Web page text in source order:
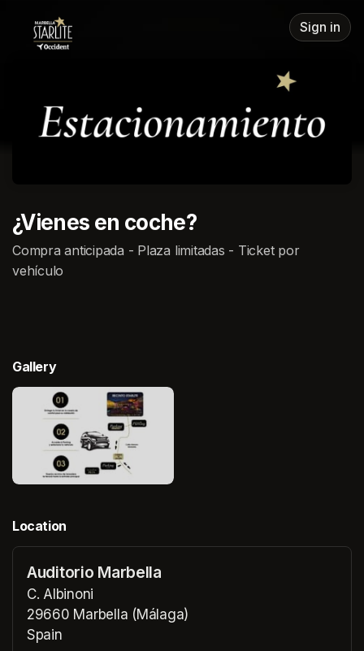
Sign in
¿Vienes en coche?
Compra anticipada - Plaza limitadas - Ticket por
vehículo
Gallery
Location
Auditorio Marbella
C. Albinoni
29660 Marbella (Málaga)
Spain